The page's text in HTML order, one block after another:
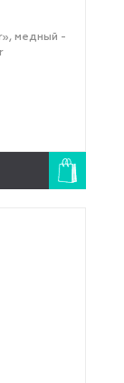
медный -